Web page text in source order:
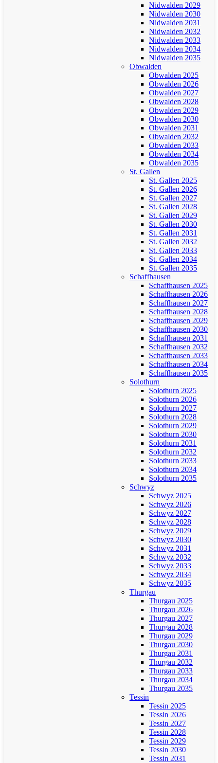
Nidwalden 2029
Nidwalden 2030
Nidwalden 2031
Nidwalden 2032
Nidwalden 2033
Nidwalden 2034
Nidwalden 2035
Obwalden
Obwalden 2025
Obwalden 2026
Obwalden 2027
Obwalden 2028
Obwalden 2029
Obwalden 2030
Obwalden 2031
Obwalden 2032
Obwalden 2033
Obwalden 2034
Obwalden 2035
St. Gallen
St. Gallen 2025
St. Gallen 2026
St. Gallen 2027
St. Gallen 2028
St. Gallen 2029
St. Gallen 2030
St. Gallen 2031
St. Gallen 2032
St. Gallen 2033
St. Gallen 2034
St. Gallen 2035
Schaffhausen
Schaffhausen 2025
Schaffhausen 2026
Schaffhausen 2027
Schaffhausen 2028
Schaffhausen 2029
Schaffhausen 2030
Schaffhausen 2031
Schaffhausen 2032
Schaffhausen 2033
Schaffhausen 2034
Schaffhausen 2035
Solothurn
Solothurn 2025
Solothurn 2026
Solothurn 2027
Solothurn 2028
Solothurn 2029
Solothurn 2030
Solothurn 2031
Solothurn 2032
Solothurn 2033
Solothurn 2034
Solothurn 2035
Schwyz
Schwyz 2025
Schwyz 2026
Schwyz 2027
Schwyz 2028
Schwyz 2029
Schwyz 2030
Schwyz 2031
Schwyz 2032
Schwyz 2033
Schwyz 2034
Schwyz 2035
Thurgau
Thurgau 2025
Thurgau 2026
Thurgau 2027
Thurgau 2028
Thurgau 2029
Thurgau 2030
Thurgau 2031
Thurgau 2032
Thurgau 2033
Thurgau 2034
Thurgau 2035
Tessin
Tessin 2025
Tessin 2026
Tessin 2027
Tessin 2028
Tessin 2029
Tessin 2030
Tessin 2031